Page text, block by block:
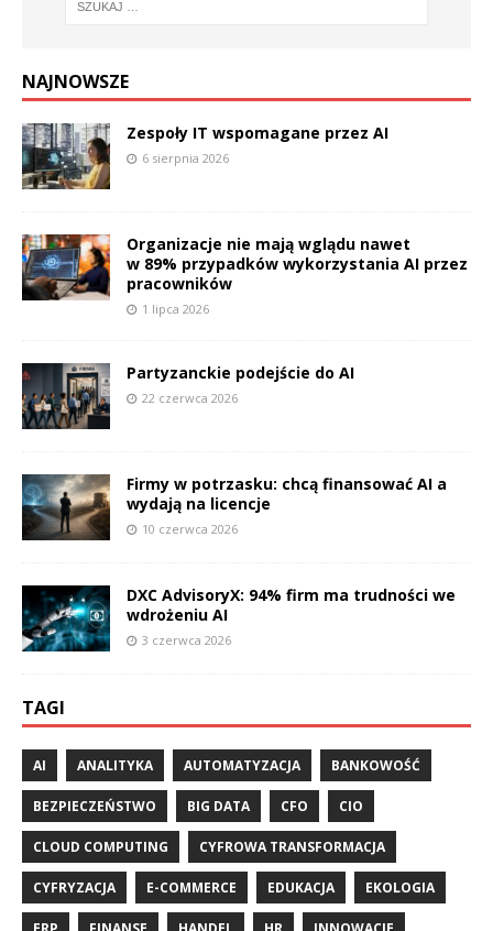
NAJNOWSZE
Zespoły IT wspomagane przez AI
6 sierpnia 2026
Organizacje nie mają wglądu nawet
w 89% przypadków wykorzystania AI przez
pracowników
1 lipca 2026
Partyzanckie podejście do AI
22 czerwca 2026
Firmy w potrzasku: chcą finansować AI a
wydają na licencje
10 czerwca 2026
DXC AdvisoryX: 94% firm ma trudności we
wdrożeniu AI
3 czerwca 2026
TAGI
AI ANALITYKA AUTOMATYZACJA BANKOWOŚĆ
BEZPIECZEŃSTWO BIG DATA CFO CIO
CLOUD COMPUTING CYFROWA TRANSFORMACJA
CYFRYZACJA E-COMMERCE EDUKACJA EKOLOGIA